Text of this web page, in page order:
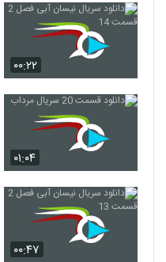
۰۰:۲۲
۰۱:۰۴
۰۰:۴۷